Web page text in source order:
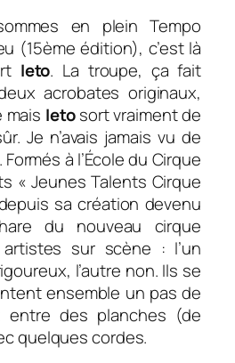
en plein Tempo
(15ème édition), c’est là
Ieto. La troupe, ça fait
acrobates originaux,
Ietosort vraiment de
Je n’avais jamais vu de
à l’École du Cirque
« Jeunes Talents Cirque
sa création devenu
du nouveau cirque
sur scène : l’un
l’autre non. Ils se
ensemble un pas de
entre des planches (de
quelques cordes.